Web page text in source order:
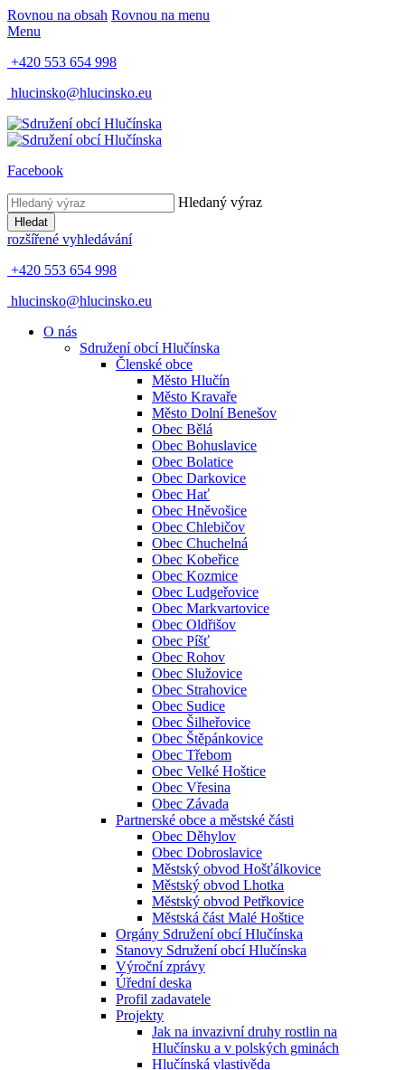
Rovnou na obsah Rovnou na menu
Menu
+420 553 654 998
hlucinsko@hlucinsko.eu
Facebook
Hledaný výraz
Hledat
rozšířené vyhledávání
+420 553 654 998
hlucinsko@hlucinsko.eu
O nás
Sdružení obcí Hlučínska
Členské obce
Město Hlučín
Město Kravaře
Město Dolní Benešov
Obec Bělá
Obec Bohuslavice
Obec Bolatice
Obec Darkovice
Obec Hať
Obec Hněvošice
Obec Chlebičov
Obec Chuchelná
Obec Kobeřice
Obec Kozmice
Obec Ludgeřovice
Obec Markvartovice
Obec Oldřišov
Obec Píšť
Obec Rohov
Obec Služovice
Obec Strahovice
Obec Sudice
Obec Šilheřovice
Obec Štěpánkovice
Obec Třebom
Obec Velké Hoštice
Obec Vřesina
Obec Závada
Partnerské obce a městské části
Obec Děhylov
Obec Dobroslavice
Městský obvod Hošťálkovice
Městský obvod Lhotka
Městský obvod Petřkovice
Městská část Malé Hoštice
Orgány Sdružení obcí Hlučínska
Stanovy Sdružení obcí Hlučínska
Výroční zprávy
Úřední deska
Profil zadavatele
Projekty
Jak na invazivní druhy rostlin na
Hlučínsku a v polských gminách
Hlučínská vlastivěda